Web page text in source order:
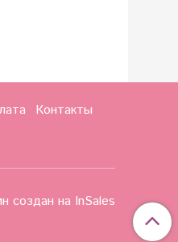
Контакты
создан на InSales